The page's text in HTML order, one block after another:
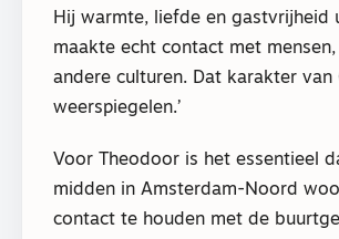
Hij warmte, liefde en gastvrijheid
maakte echt contact met
andere culturen. Dat karakter van
weerspiegelen.’
Voor Theodoor is het essentieel
midden in Amsterdam-Noord
contact te houden met de